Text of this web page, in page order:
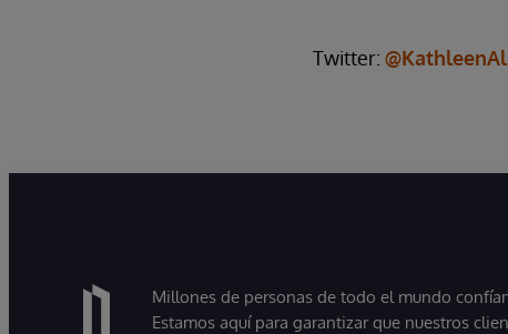
Twitter:
Millones de personas de todo el mundo
Estamos aquí para garantizar que nuestros